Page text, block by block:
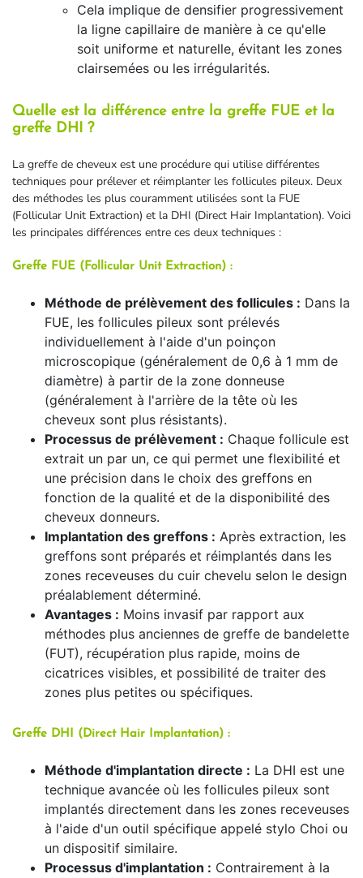
Cela implique de densifier progressivement
la ligne capillaire de manière à ce qu'elle
soit uniforme et naturelle, évitant les zones
clairsemées ou les irrégularités.
Quelle est la différence entre la greffe FUE et la
greffe DHI ?
La greffe de cheveux est une procédure qui utilise différentes
techniques pour prélever et réimplanter les follicules pileux. Deux
des méthodes les plus couramment utilisées sont la FUE
(Follicular Unit Extraction) et la DHI (Direct Hair Implantation). Voici
les principales différences entre ces deux techniques :
Greffe FUE (Follicular Unit Extraction) :
Méthode de prélèvement des follicules : Dans la
FUE, les follicules pileux sont prélevés
individuellement à l'aide d'un poinçon
microscopique (généralement de 0,6 à 1 mm de
diamètre) à partir de la zone donneuse
(généralement à l'arrière de la tête où les
cheveux sont plus résistants).
Processus de prélèvement : Chaque follicule est
extrait un par un, ce qui permet une flexibilité et
une précision dans le choix des greffons en
fonction de la qualité et de la disponibilité des
cheveux donneurs.
Implantation des greffons : Après extraction, les
greffons sont préparés et réimplantés dans les
zones receveuses du cuir chevelu selon le design
préalablement déterminé.
Avantages : Moins invasif par rapport aux
méthodes plus anciennes de greffe de bandelette
(FUT), récupération plus rapide, moins de
cicatrices visibles, et possibilité de traiter des
zones plus petites ou spécifiques.
Greffe DHI (Direct Hair Implantation) :
Méthode d'implantation directe : La DHI est une
technique avancée où les follicules pileux sont
implantés directement dans les zones receveuses
à l'aide d'un outil spécifique appelé stylo Choi ou
un dispositif similaire.
Processus d'implantation : Contrairement à la